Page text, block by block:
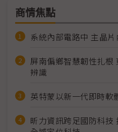
商情焦點
系統內部電路中 主晶
屏南偏鄉智慧韌性扎根
辨識
英特蒙以新一代即時軟
昕力資訊跨足國防科技